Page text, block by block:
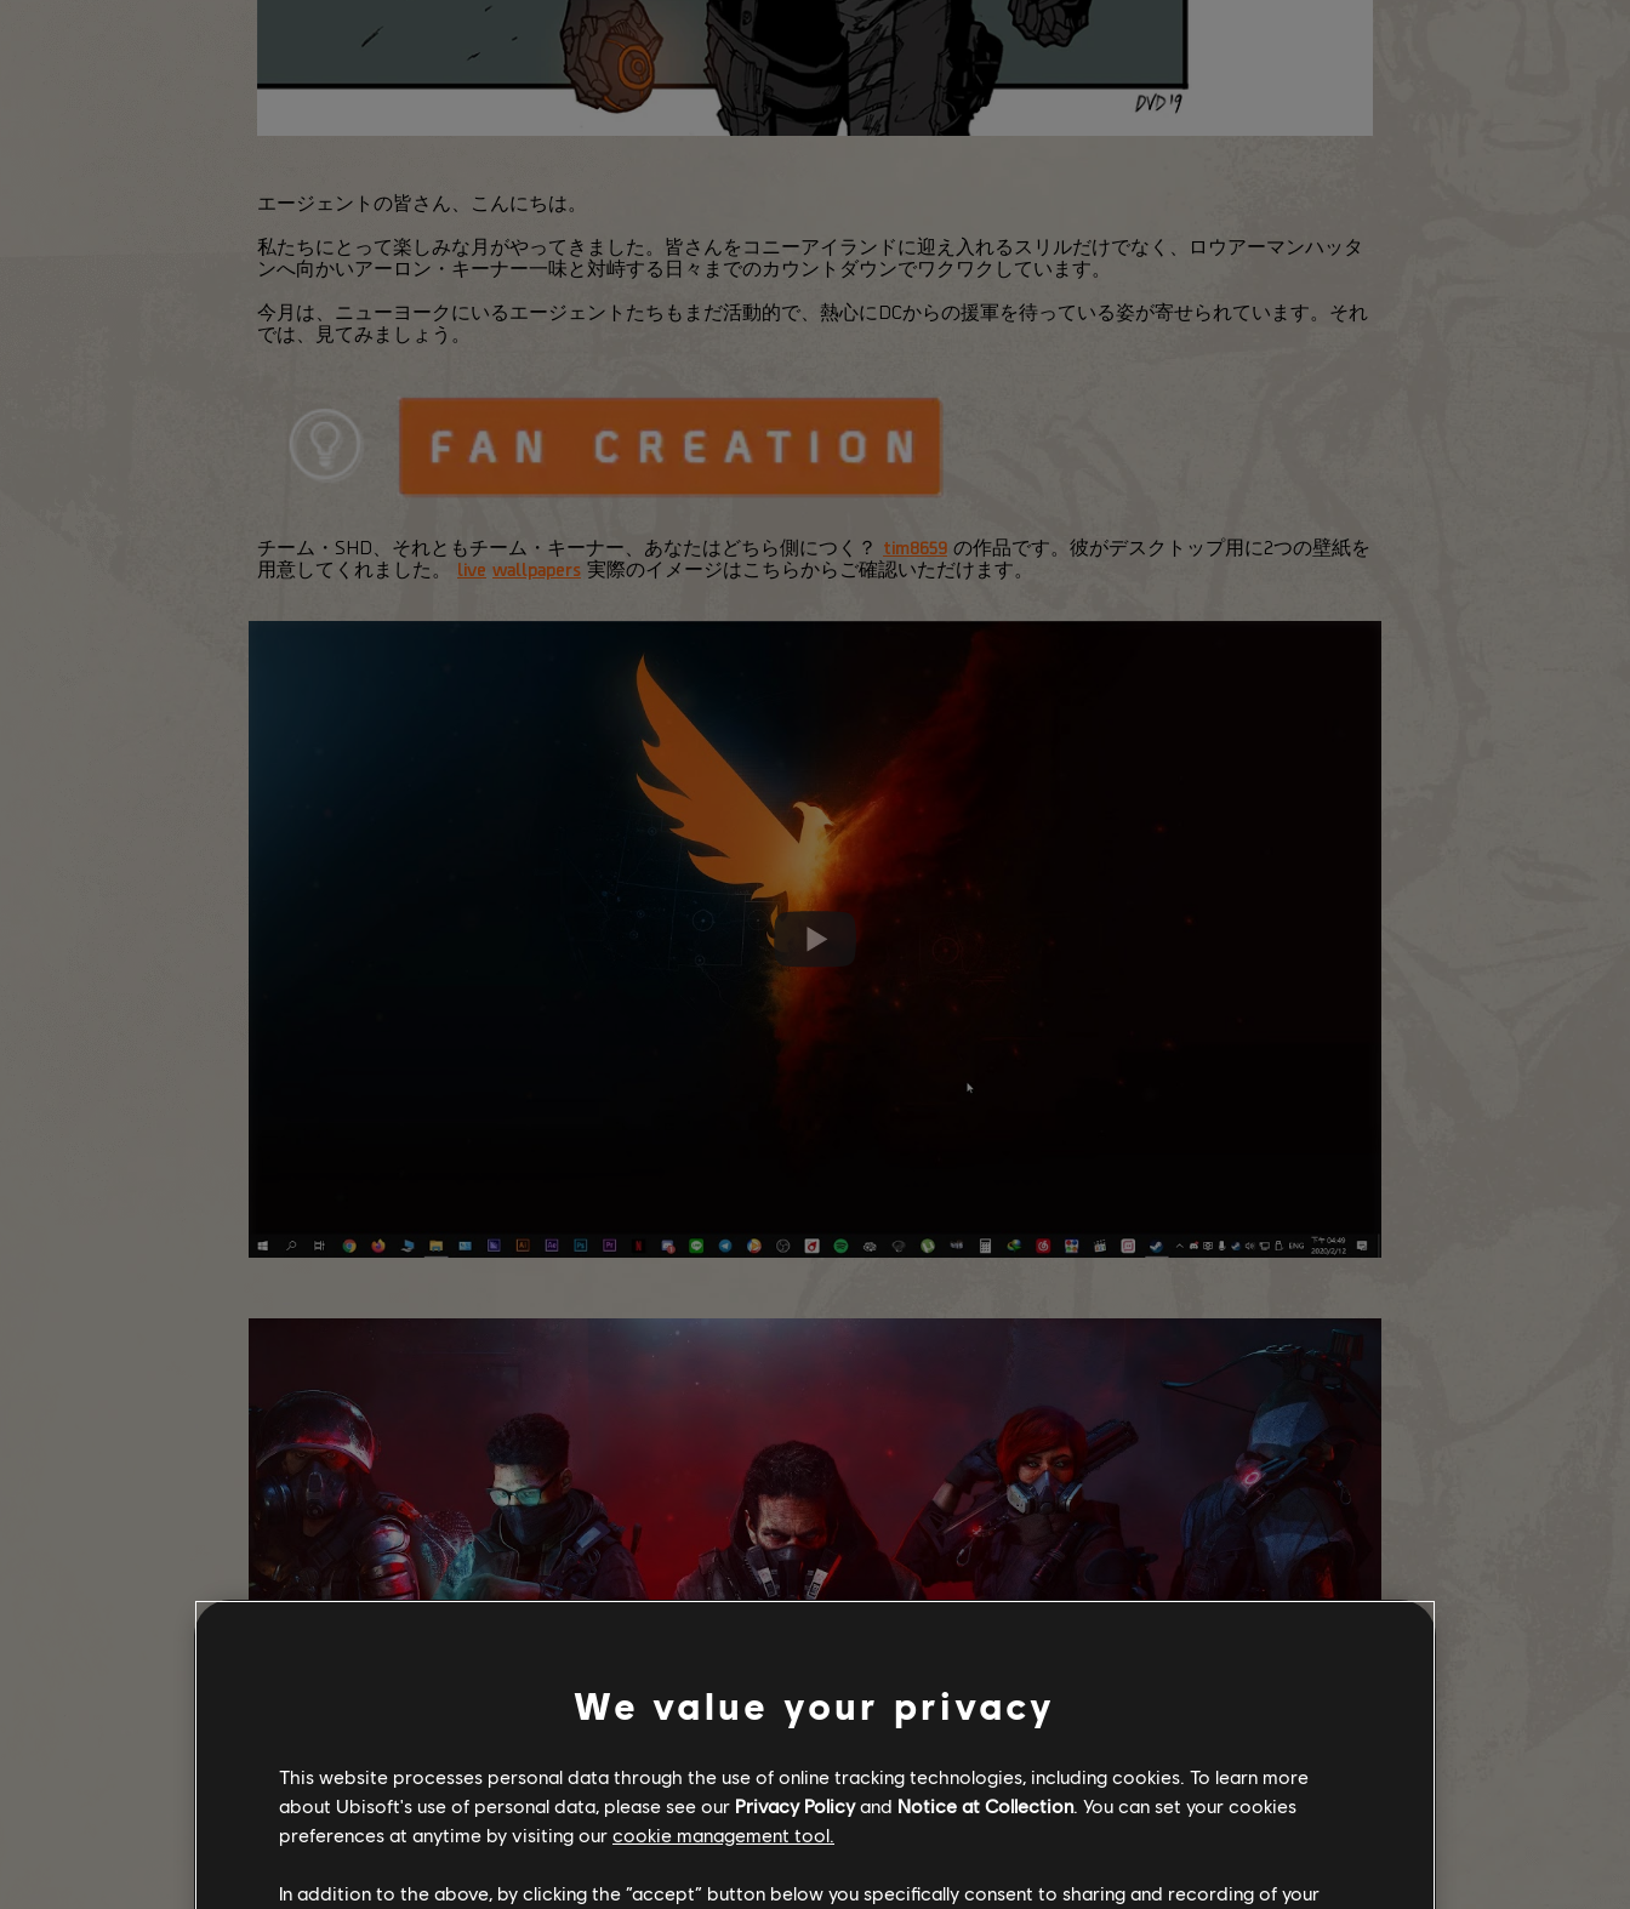
エージェントの皆さん、こんにちは。
私たちにとって楽しみな月がやってきました。皆さんをコニーアイランドに迎え入れるスリルだけでなく、ロウアーマンハッタ
ンへ向かいアーロン・キーナー一味と対峙する日々までのカウントダウンでワクワクしています。
今月は、ニューヨークにいるエージェントたちもまだ活動的で、熱心にDCからの援軍を待っている姿が寄せられています。それ
では、見てみましょう。
チーム・SHD、それともチーム・キーナー、あなたはどちら側につく？ tim8659 の作品です。彼がデスクトップ用に2つの壁紙を
用意してくれました。 live wallpapers 実際のイメージはこちらからご確認いただけます。
We value your privacy
This website processes personal data through the use of online tracking technologies, including cookies. To learn more
about Ubisoft's use of personal data, please see our Privacy Policyand Notice at Collection. You can set your cookies
preferences at anytime by visiting our cookie management tool.
In addition to the above, by clicking the “accept” button below you specifically consent to sharing and recording of your